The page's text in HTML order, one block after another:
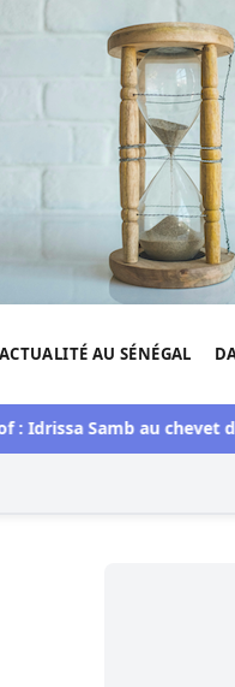
ACTUALITÉ AU SÉNÉGAL
Samb au chevet des